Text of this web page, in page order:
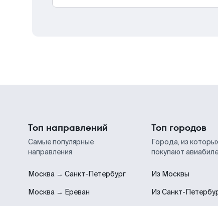
Топ направлений
Самые популярные
направления
Москва → Санкт-Петербург
Москва → Ереван
Топ городов
Города, из
покупают
Из Москвы
Из Санкт-